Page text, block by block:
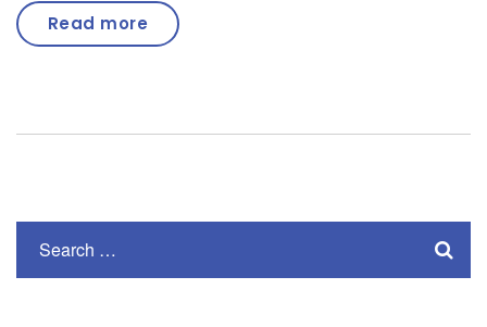
Read more